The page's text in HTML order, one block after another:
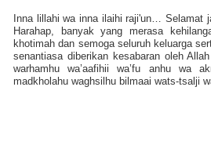
Inna lillahi wa inna ilaihi raji'un… Selamat
Harahap, banyak yang merasa
khotimah dan semoga seluruh keluarga
senantiasa diberikan kesabaran oleh
warhamhu wa’aafihii wa’fu anhu wa
madkholahu waghsilhu bilmaai wats-tsalji